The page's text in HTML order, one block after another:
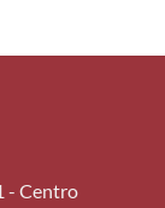
- Centro